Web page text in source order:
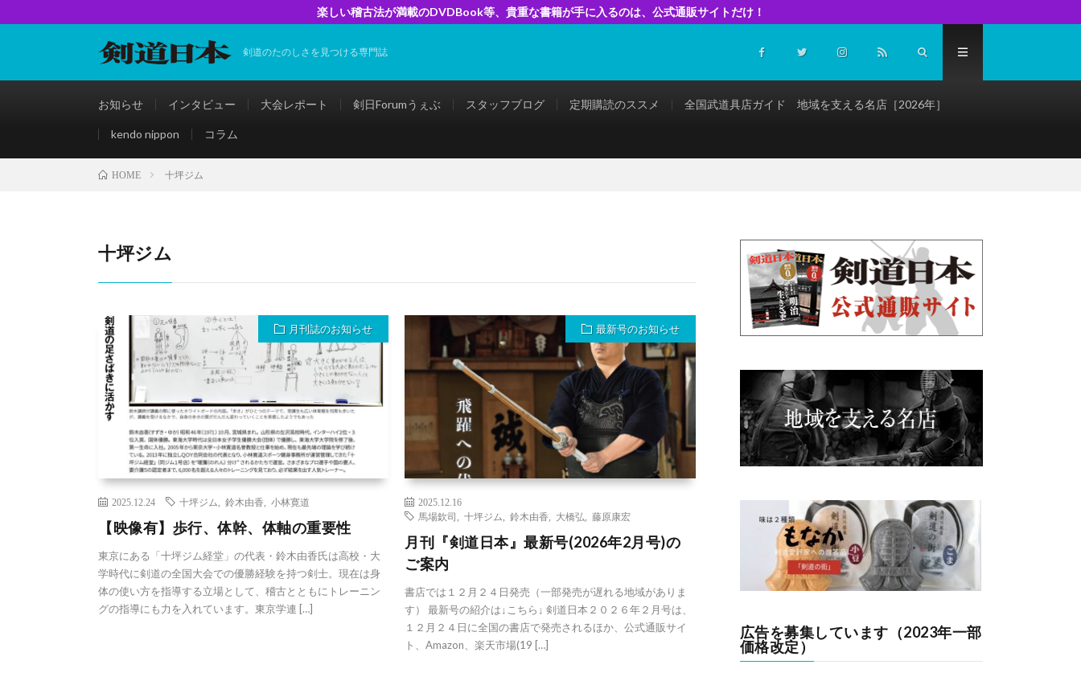
楽しい稽古法が満載のDVDBook等、貴重な書籍が手に入るのは、公式通販サイトだけ！
剣道のたのしさを見つける専門誌
お知らせ インタビュー 大会レポート 剣日Forumうぇぶ スタッフブログ 定期購読のススメ 全国武道具店ガイド 地域を支える名店［2026年］
kendo nippon コラム
HOME 十坪ジム
十坪ジム
月刊誌のお知らせ
2025.12.24 十坪ジム 鈴木由香 小林寛道
【映像有】歩行、体幹、体軸の重要性
東京にある「十坪ジム経堂」の代表・鈴木由香氏は高校・大
学時代に剣道の全国大会での優勝経験を持つ剣士。現在は身
体の使い方を指導する立場として、稽古とともにトレーニン
グの指導にも力を入れています。東京学連 […]
最新号のお知らせ
2025.12.16
馬場欽司
,十坪ジム ,鈴木由香 大橋弘 ,藤原康宏
月刊『剣道日本』最新号(2026年2月号)の
ご案内
書店では１２月２４日発売（一部発売が遅れる地域がありま
す） 最新号の紹介は↓こちら↓ 剣道日本２０２６年２月号は、
１２月２４日に全国の書店で発売されるほか、公式通販サイ
ト、Amazon、楽天市場(19 […]
広告を募集しています（2023年一部
価格改定）